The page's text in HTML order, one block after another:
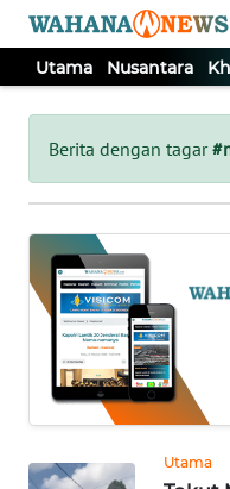
Utama Nusantara
Berita dengan tagar
Utama
Tutup
UTAMA
NUSANTARA
KHAS
SERBA-
SERBI